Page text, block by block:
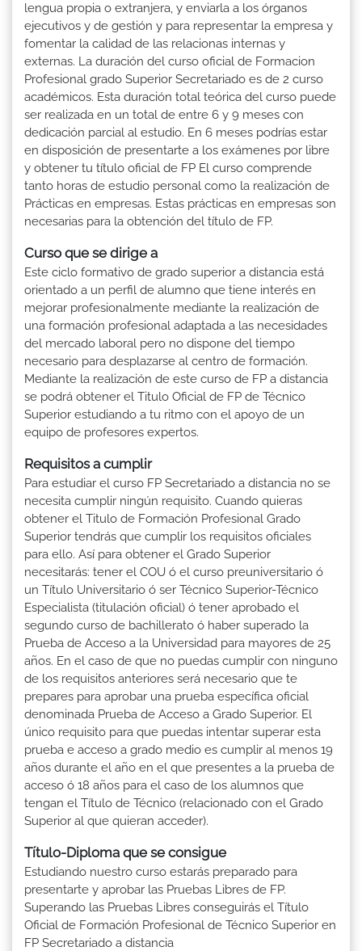
lengua propia o extranjera, y enviarla a los órganos
ejecutivos y de gestión y para representar la empresa y
fomentar la calidad de las relacionas internas y
externas. La duración del curso oficial de Formacion
Profesional grado Superior Secretariado es de 2 curso
académicos. Esta duración total teórica del curso puede
ser realizada en un total de entre 6 y 9 meses con
dedicación parcial al estudio. En 6 meses podrías estar
en disposición de presentarte a los exámenes por libre
y obtener tu título oficial de FP El curso comprende
tanto horas de estudio personal como la realización de
Prácticas en empresas. Estas prácticas en empresas son
necesarias para la obtención del título de FP.
Curso que se dirige a
Este ciclo formativo de grado superior a distancia está
orientado a un perfil de alumno que tiene interés en
mejorar profesionalmente mediante la realización de
una formación profesional adaptada a las necesidades
del mercado laboral pero no dispone del tiempo
necesario para desplazarse al centro de formación.
Mediante la realización de este curso de FP a distancia
se podrá obtener el Titulo Oficial de FP de Técnico
Superior estudiando a tu ritmo con el apoyo de un
equipo de profesores expertos.
Requisitos a cumplir
Para estudiar el curso FP Secretariado a distancia no se
necesita cumplir ningún requisito. Cuando quieras
obtener el Titulo de Formación Profesional Grado
Superior tendrás que cumplir los requisitos oficiales
para ello. Así para obtener el Grado Superior
necesitarás: tener el COU ó el curso preuniversitario ó
un Título Universitario ó ser Técnico Superior-Técnico
Especialista (titulación oficial) ó tener aprobado el
segundo curso de bachillerato ó haber superado la
Prueba de Acceso a la Universidad para mayores de 25
años. En el caso de que no puedas cumplir con ninguno
de los requisitos anteriores será necesario que te
prepares para aprobar una prueba específica oficial
denominada Prueba de Acceso a Grado Superior. El
único requisito para que puedas intentar superar esta
prueba e acceso a grado medio es cumplir al menos 19
años durante el año en el que presentes a la prueba de
acceso ó 18 años para el caso de los alumnos que
tengan el Título de Técnico (relacionado con el Grado
Superior al que quieran acceder).
Título-Diploma que se consigue
Estudiando nuestro curso estarás preparado para
presentarte y aprobar las Pruebas Libres de FP.
Superando las Pruebas Libres conseguirás el Título
Oficial de Formación Profesional de Técnico Superior en
FP Secretariado a distancia